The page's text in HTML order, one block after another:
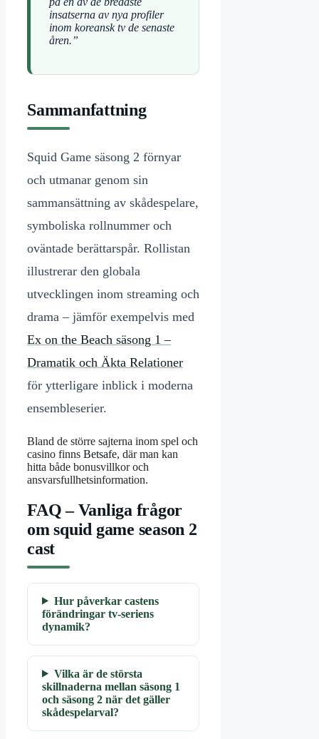
insatserna av nya profiler
inom koreansk tv de senaste
åren.”
Sammanfattning
Squid Game säsong 2 förnyar
och utmanar genom sin
sammansättning av skådespelare,
symboliska rollnummer och
oväntade berättarspår. Rollistan
illustrerar den globala
utvecklingen inom streaming och
drama – jämför exempelvis med
Ex on the Beach säsong 1 –
Dramatik och Äkta Relationer
för ytterligare inblick i moderna
ensembleserier.
Bland de större sajterna inom spel och
casino finns Betsafe, där man kan
hitta både bonusvillkor och
ansvarsfullhetsinformation.
FAQ – Vanliga frågor
om squid game season 2
cast
Hur påverkar castens
förändringar tv-seriens
dynamik?
Vilka är de största
skillnaderna mellan säsong 1
och säsong 2 när det gäller
skådespelarval?